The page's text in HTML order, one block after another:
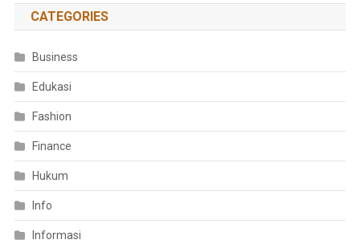
CATEGORIES
Business
Edukasi
Fashion
Finance
Hukum
Info
Informasi